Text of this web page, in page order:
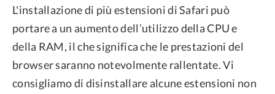
L'installazione di più estensioni di Safari può
portare a un aumento dell’utilizzo della CPU e
della RAM, il che significa che le prestazioni del
browser saranno notevolmente rallentate. Vi
consigliamo di disinstallare alcune estensioni non